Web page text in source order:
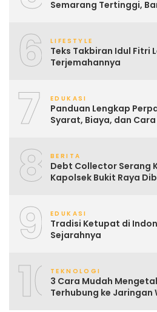
Semarang Tertinggi,
6 LIFESTYLE
Teks Takbiran Idul Fitri
Terjemahannya
7 EDUKASI
Panduan Lengkap
Syarat, Biaya, dan
8 BERITA
Debt Collector Serang
Kapolsek Bukit Raya
9 EDUKASI
Tradisi Ketupat di
Sejarahnya
10TEKNOLOGI
3 Cara Mudah
Terhubung ke Jaringan